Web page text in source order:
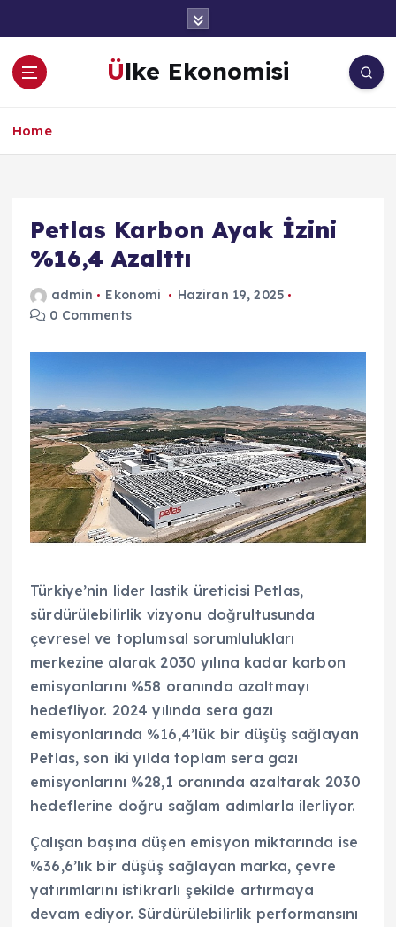
a
Ülke Ekonomisi
Home
Petlas Karbon Ayak İzini
%16,4 Azalttı
admin Ekonomi
Haziran 19, 2025
0 Comments
Türkiye’nin lider lastik üreticisi Petlas,
sürdürülebilirlik vizyonu doğrultusunda
çevresel ve toplumsal sorumlulukları
merkezine alarak 2030 yılına kadar karbon
emisyonlarını %58 oranında azaltmayı
hedefliyor. 2024 yılında sera gazı
emisyonlarında %16,4’lük bir düşüş sağlayan
Petlas, son iki yılda toplam sera gazı
emisyonlarını %28,1 oranında azaltarak 2030
hedeflerine doğru sağlam adımlarla ilerliyor.
Çalışan başına düşen emisyon miktarında ise
%36,6’lık bir düşüş sağlayan marka, çevre
yatırımlarını istikrarlı şekilde artırmaya
devam ediyor. Sürdürülebilirlik performansını